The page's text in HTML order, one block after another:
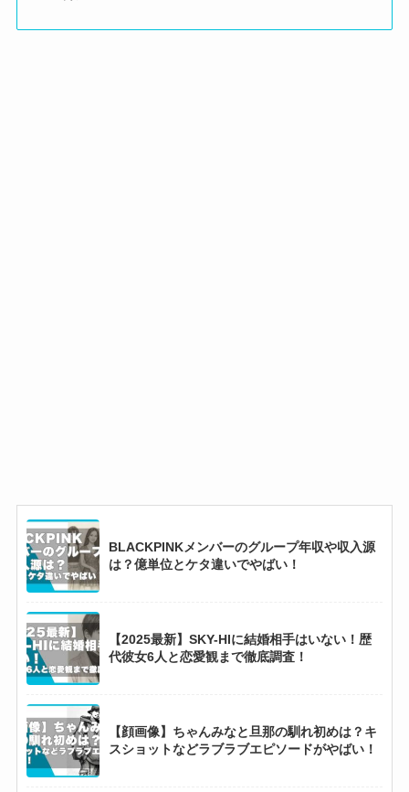
BLACKPINKメンバーのグループ年収や収入源
は？億単位とケタ違いでやばい！
【2025最新】SKY-HIに結婚相手はいない！歴
代彼女6人と恋愛観まで徹底調査！
【顔画像】ちゃんみなと旦那の馴れ初めは？キ
スショットなどラブラブエピソードがやばい！